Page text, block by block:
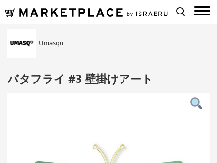
Umasqu
バタフライ #3 壁掛けアート